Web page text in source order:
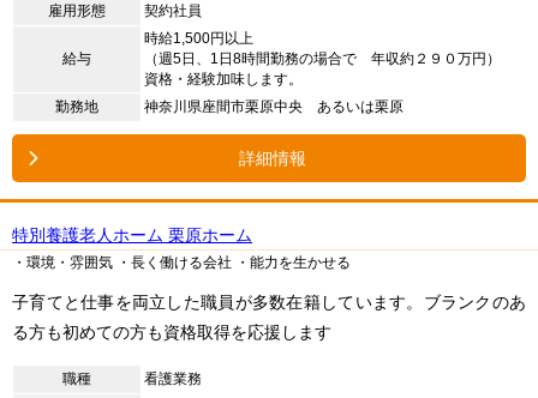
雇用形態
契約社員
給与
時給1,500円以上
（週5日、1日8時間勤務の場合で 年収約２９０万円）
資格・経験加味します。
勤務地
神奈川県座間市栗原中央 あるいは栗原
詳細情報
特別養護老人ホーム 栗原ホーム
・環境・雰囲気 ・長く働ける会社 ・能力を生かせる
子育てと仕事を両立した職員が多数在籍しています。ブランクのあ
る方も初めての方も資格取得を応援します
職種
看護業務